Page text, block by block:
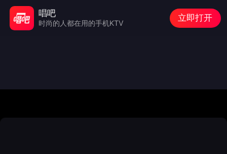
唱吧
时尚的人都在用的手机KTV
立即打开